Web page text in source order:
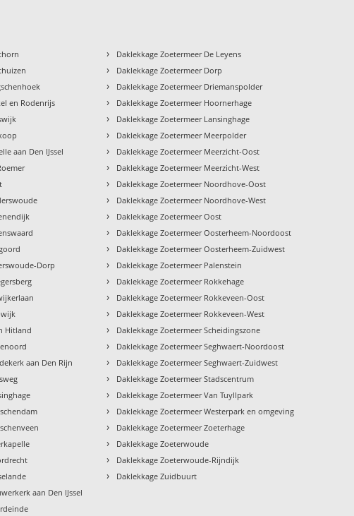
en Rodenrijs
aan Den IJssel
Dorp
Hitland
aan Den Rijn
aan Den IJssel
› Daklekkage Zoetermeer De Leyens
› Daklekkage Zoetermeer Dorp
› Daklekkage Zoetermeer Driemanspolder
› Daklekkage Zoetermeer Hoornerhage
› Daklekkage Zoetermeer Lansinghage
› Daklekkage Zoetermeer Meerpolder
› Daklekkage Zoetermeer Meerzicht-Oost
› Daklekkage Zoetermeer Meerzicht-West
› Daklekkage Zoetermeer Noordhove-Oost
› Daklekkage Zoetermeer Noordhove-West
› Daklekkage Zoetermeer Oost
› Daklekkage Zoetermeer Oosterheem-Noordoost
› Daklekkage Zoetermeer Oosterheem-Zuidwest
› Daklekkage Zoetermeer Palenstein
› Daklekkage Zoetermeer Rokkehage
› Daklekkage Zoetermeer Rokkeveen-Oost
› Daklekkage Zoetermeer Rokkeveen-West
› Daklekkage Zoetermeer Scheidingszone
› Daklekkage Zoetermeer Seghwaert-Noordoost
› Daklekkage Zoetermeer Seghwaert-Zuidwest
› Daklekkage Zoetermeer Stadscentrum
› Daklekkage Zoetermeer Van Tuyllpark
› Daklekkage Zoetermeer Westerpark en omgeving
› Daklekkage Zoetermeer Zoeterhage
› Daklekkage Zoeterwoude
› Daklekkage Zoeterwoude-Rijndijk
› Daklekkage Zuidbuurt